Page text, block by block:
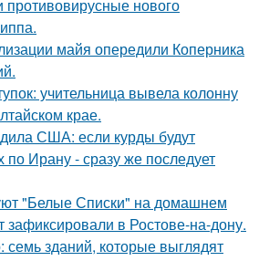
противовирусные нового
майя опередили Коперника
учительница вывела колонну
крае.
США: если курды будут
по Ирану - сразу же последует
"Белые Списки" на домашнем
зафиксировали в Ростове-на-дону.
семь зданий, которые выглядят